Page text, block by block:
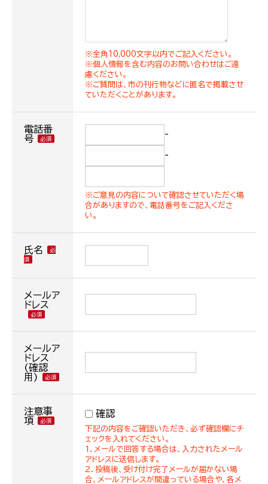
※全角10,000文字以内でご記入ください。
※個人情報を含む内容のお問い合わせはご遠
慮ください。
※ご質問は、市の刊行物などに匿名で掲載させ
ていただくことがあります。
電話番
号
-
-
※ご意見の内容について確認させていただく場
合がありますので、電話番号をご記入くださ
い。
氏名
メールア
ドレス
メールア
ドレス
(確認
用)
注意事
項
確認
下記の内容をご確認いただき、必ず確認欄にチ
ェックを入れてください。
１．メールで回答する場合は、入力されたメール
アドレスに送信します。
２．投稿後、受け付け完了メールが届かない場
合、メールアドレスが間違っている場合や、各メ